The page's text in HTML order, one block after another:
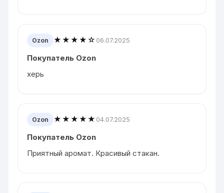
Ozon ★★★★☆ 06.07.2025
Покупатель Ozon
херь
Ozon ★★★★★ 04.07.2025
Покупатель Ozon
Приятный аромат. Красивый стакан.